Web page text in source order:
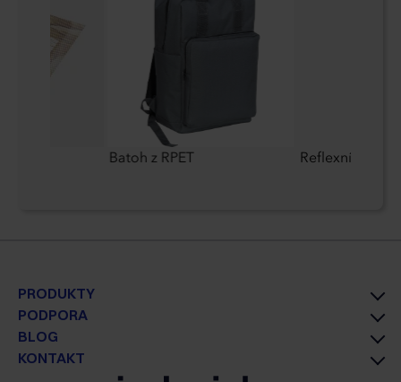
Batoh z RPET Reflexní
PRODUKTY
PODPORA
BLOG
KONTAKT